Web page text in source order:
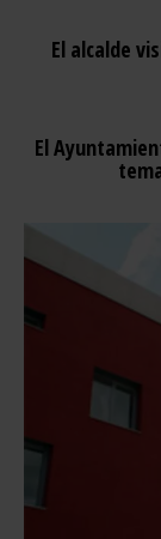
El alcalde
El